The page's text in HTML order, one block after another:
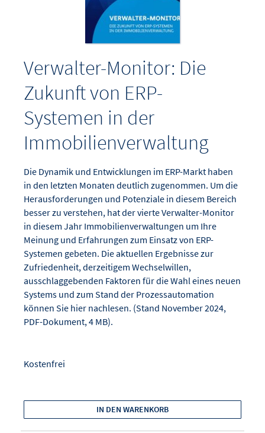
Verwalter-Monitor: Die
Zukunft von ERP-
Systemen in der
Immobilienverwaltung
Die Dynamik und Entwicklungen im ERP-Markt haben
in den letzten Monaten deutlich zugenommen. Um die
Herausforderungen und Potenziale in diesem Bereich
besser zu verstehen, hat der vierte Verwalter-Monitor
in diesem Jahr Immobilienverwaltungen um Ihre
Meinung und Erfahrungen zum Einsatz von ERP-
Systemen gebeten. Die aktuellen Ergebnisse zur
Zufriedenheit, derzeitigem Wechselwillen,
ausschlaggebenden Faktoren für die Wahl eines neuen
Systems und zum Stand der Prozessautomation
können Sie hier nachlesen. (Stand November 2024,
PDF-Dokument, 4 MB).
Kostenfrei
IN DEN WARENKORB